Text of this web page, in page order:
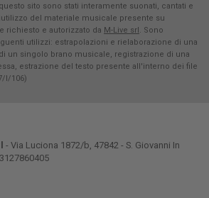
sito sono stati interamente suonati, cantati e
del materiale musicale presente su
richiesto e autorizzato da M-Live srl. Sono
utilizzi: estrapolazioni e rielaborazione di una
un singolo brano musicale, registrazione di una
estrazione del testo presente all'interno dei file
I/106)
- Via Luciona 1872/b, 47842 - S. Giovanni In